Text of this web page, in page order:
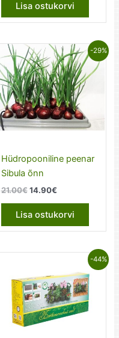
Lisa ostukorvi
-29%
Hüdropooniline peenar
Sibula õnn
21.00€ Algne
21.00€.
14.90€Current
14.90€.
Lisa ostukorvi
-44%